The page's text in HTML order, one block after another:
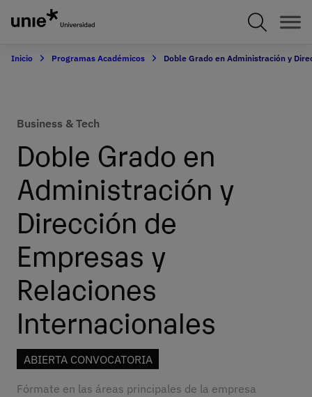
principal
Inicio Programas Académicos Doble Grado en Administración y
Business & Tech
Doble Grado en
Administración y
Dirección de
Empresas y
Relaciones
Internacionales
ABIERTA CONVOCATORIA
Fórmate en las áreas principales de la empresa